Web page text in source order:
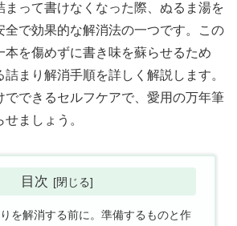
まって書けなくなった際、ぬるま湯を
全で効果的な解消法の一つです。この
本を傷めずに書き味を蘇らせるため
まり解消手順を詳しく解説します。
でできるセルフケアで、愛用の万年筆
ましょう。
目次
を解消する前に。準備するものと作